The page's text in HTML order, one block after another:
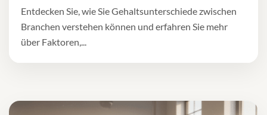
Entdecken Sie, wie Sie Gehaltsunterschiede zwischen
Branchen verstehen können und erfahren Sie mehr
über Faktoren,...